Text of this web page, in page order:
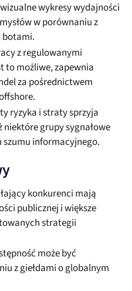
wykresy wydajności
w porównaniu z
z regulowanymi
to możliwe, zapewnia
za pośrednictwem
ryzyka i straty sprzyja
grupy sygnałowe
szumu informacyjnego.
konkurenci mają
publicznej i większe
strategii
może być
z giełdami o globalnym